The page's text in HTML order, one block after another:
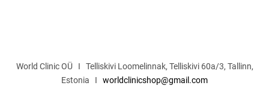
World Clinic OÜ I Telliskivi Loomelinnak, Telliskivi 60a/3, Tallinn,
Estonia I worldclinicshop@gmail.com